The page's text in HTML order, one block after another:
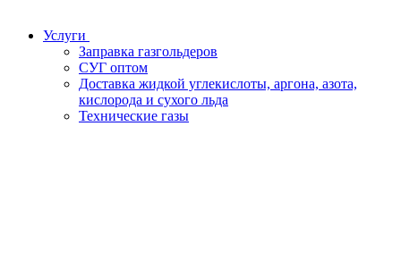
Услуги
Заправка газгольдеров
СУГ оптом
Доставка жидкой углекислоты, аргона, азота,
кислорода и сухого льда
Технические газы